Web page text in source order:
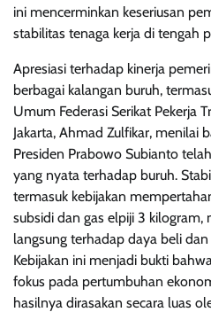
ini mencerminkan keseriusan
stabilitas tenaga kerja di tengah
Apresiasi terhadap kinerja
berbagai kalangan buruh,
Umum Federasi Serikat Pekerja
Jakarta, Ahmad Zulfikar, menilai
Presiden Prabowo Subianto
yang nyata terhadap buruh.
termasuk kebijakan
subsidi dan gas elpiji 3
langsung terhadap daya beli
Kebijakan ini menjadi bukti
fokus pada pertumbuhan
hasilnya dirasakan secara luas